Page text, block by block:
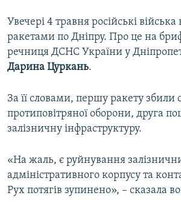
Усі сайти RFE/RL
Увечері 4 травня російські
ракетами по Дніпру. Про це на
речниця ДСНС України у
Дарина Цуркань.
За її словами, першу ракету збили
протиповітряної оборони, друга
залізничну інфраструктуру.
«На жаль, є руйнування
адміністративного корпусу та
Рух потягів зупинено», – сказала